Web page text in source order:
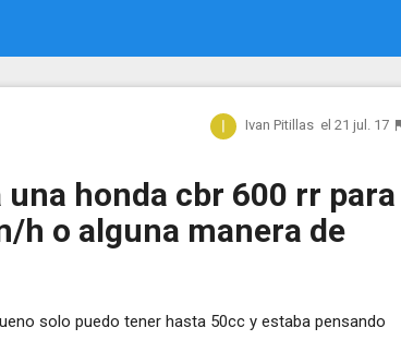
Ivan Pitillas el 21 jul. 17
honda cbr 600 rr para
h o alguna manera de
solo puedo tener hasta 50cc y estaba pensando